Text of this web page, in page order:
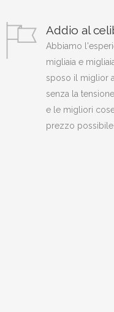
Addio al
Abbiamo
migliaia e
sposo il miglior
senza la
e le migliori
prezzo possibile.